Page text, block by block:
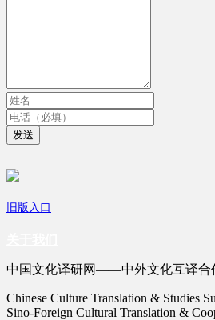
发送
旧版入口
中国文化译研网——中外文化互译合
Chinese Culture Translation & Studies
Sino-Foreign Cultural Translation &